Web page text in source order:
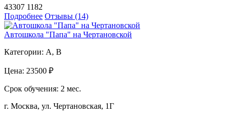
43307 1182
Подробнее Отзывы (14)
Автошкола "Папа" на Чертановской
Категории: A, B
Цена: 23500 ₽
Срок обучения: 2 мес.
г. Москва, ул. Чертановская, 1Г